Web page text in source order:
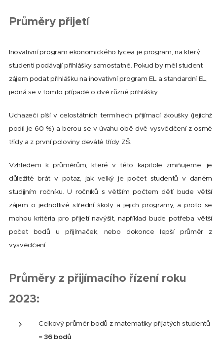
Průměry přijetí
Inovativní program ekonomického lycea je program, na který
studenti podávají přihlášky samostatně. Pokud by měl student
zájem podat přihlášku na inovativní program EL a standardní EL,
jedná se v tomto případě o dvě různé přihlášky.
Uchazeči píší v celostátních termínech přijímací zkoušky (jejichž
podíl je 60 %) a berou se v úvahu obě dvě vysvědčení z osmé
třídy a z první poloviny deváté třídy ZŠ.
Vzhledem k průměrům, které v této kapitole zmiňujeme, je
důležité brát v potaz, jak velký je počet studentů v daném
studijním ročníku. U ročníků s větším počtem dětí bude větší
zájem o jednotlivé střední školy a jejich programy, a proto se
mohou kritéria pro přijetí navýšit, například bude potřeba větší
počet bodů u přijímaček, nebo dokonce lepší průměr z
vysvědčení.
Průměry z přijímacího řízení roku
2023:
Celkový průměr bodů z matematiky přijatých studentů
=36 bodů